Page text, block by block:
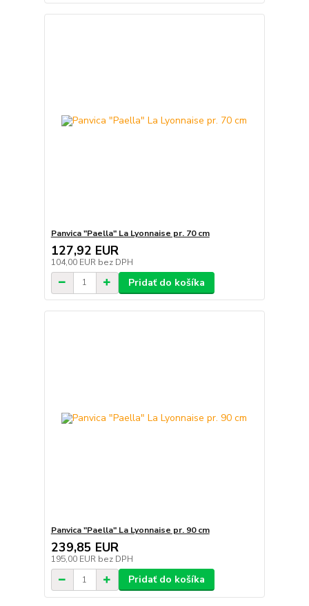
Panvica "Paella" La Lyonnaise pr. 70 cm
127,92 EUR
104,00 EUR bez DPH
Pridať do košíka
Panvica "Paella" La Lyonnaise pr. 90 cm
239,85 EUR
195,00 EUR bez DPH
Pridať do košíka